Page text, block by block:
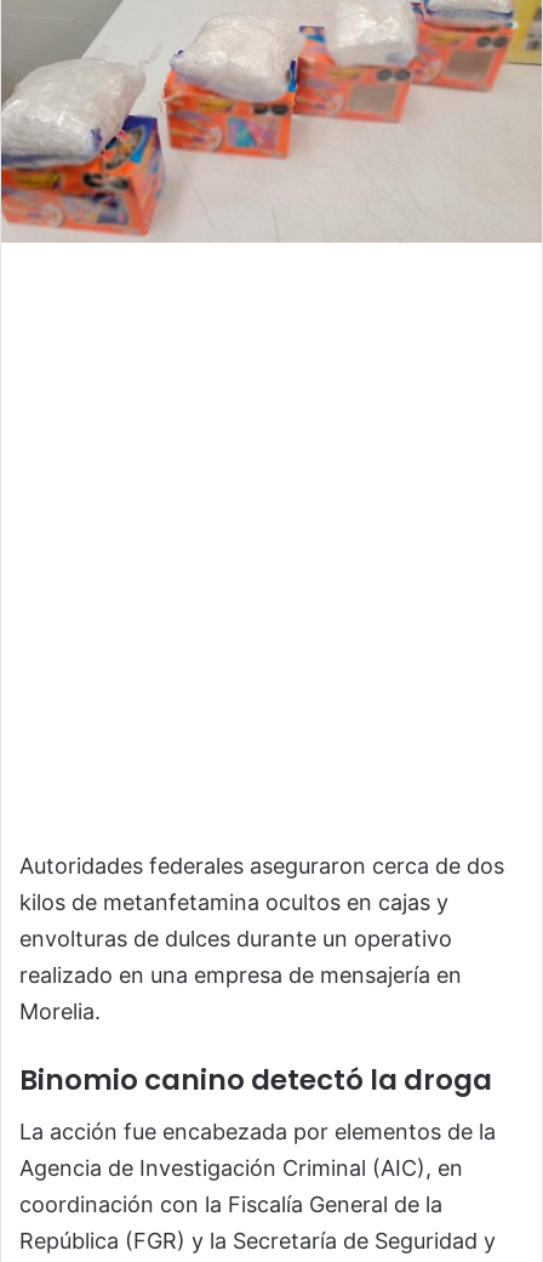
Autoridades federales aseguraron cerca de dos
kilos de metanfetamina ocultos en cajas y
envolturas de dulces durante un operativo
realizado en una empresa de mensajería en
Morelia.
Binomio canino detectó la droga
La acción fue encabezada por elementos de la
Agencia de Investigación Criminal (AIC), en
coordinación con la Fiscalía General de la
República (FGR) y la Secretaría de Seguridad y